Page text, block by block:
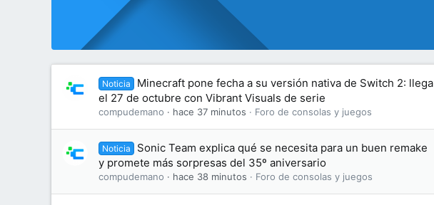
Noticia
Minecraft pone fecha a su versión nativa de Switch 2: llega
el 27 de octubre con Vibrant Visuals de serie
compudemano hace 37 minutos Foro de consolas y juegos
Noticia
Sonic Team explica qué se necesita para un buen remake
y promete más sorpresas del 35º aniversario
compudemano hace 38 minutos Foro de consolas y juegos